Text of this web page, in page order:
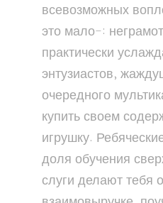
всевозможных
это мало-:
практически
энтузиастов,
очередного
купить своем
игрушку.
доля обучения
слуги делают тебя